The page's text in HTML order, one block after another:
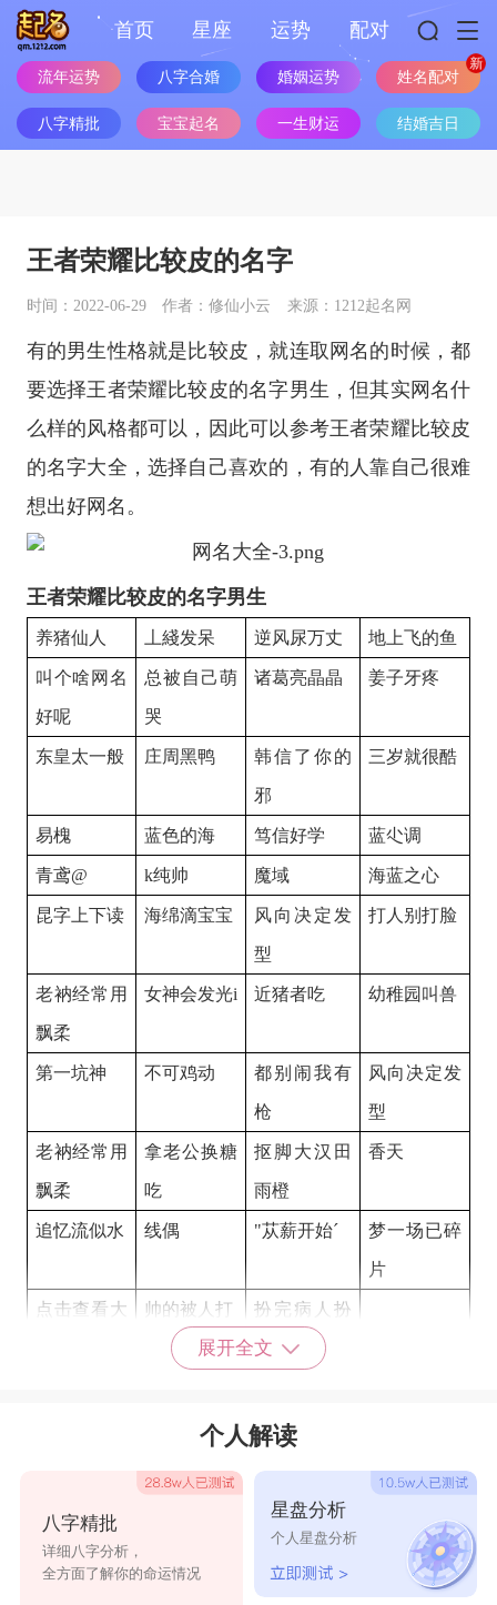
首页 星座 运势 配对
流年运势 八字合婚 婚姻运势 姓名配对
八字精批 宝宝起名 一生财运 结婚吉日
王者荣耀比较皮的名字
时间：2022-06-29 作者：修仙小云 来源：1212起名网
有的男生性格就是比较皮，就连取网名的时候，都
要选择王者荣耀比较皮的名字男生，但其实网名什
么样的风格都可以，因此可以参考王者荣耀比较皮
的名字大全，选择自己喜欢的，有的人靠自己很难
想出好网名。
王者荣耀比较皮的名字男生
养猪仙人 丄綫发呆 逆风尿万丈 地上飞的鱼
叫个啥网名
好呢
总被自己萌
哭
诸葛亮晶晶 姜子牙疼
东皇太一般 庄周黑鸭 韩信了你的
邪
三岁就很酷
易槐 蓝色的海 笃信好学 蓝尐调
青鸢@ k纯帅 魔域 海蓝之心
昆字上下读 海绵滴宝宝 风向决定发
型
打人别打脸
老衲经常用
飘柔
女神会发光i 近猪者吃 幼稚园叫兽
第一坑神 不可鸡动 都别闹我有
枪
风向决定发
型
老衲经常用
飘柔
拿老公换糖
吃
抠脚大汉田
雨橙
香天
追忆流似水 线偶 "苁薪开始ˊ 梦一场已碎
片
点击查看大 帅的被人打 扮完病人扮
护士
甜心大萝卜 大家快闪
雀斑帅哥哥 瞒了慌乱 耳朵失灵
爱你绝不
园
荡漾的裙底 你丑到我了
展开全文
个人解读
八字精批
详细八字分析，
全方面了解你的命运情况
星盘分析
个人星盘分析